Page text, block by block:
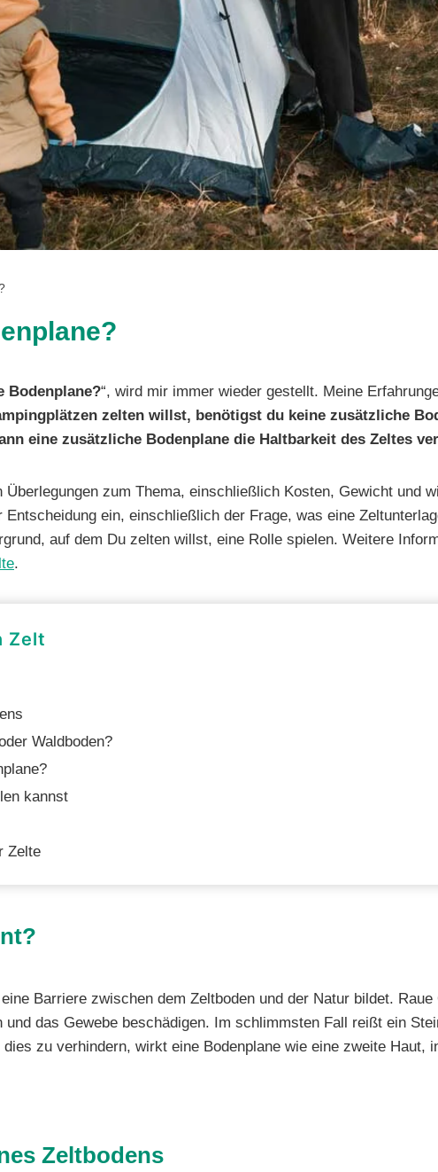
Bodenplane?“, wird mir immer wieder gestellt. Meine
zelten willst, benötigst du keine zusätzliche
eine zusätzliche Bodenplane die Haltbarkeit des Zeltes
zum Thema, einschließlich Kosten, Gewicht und
ein, einschließlich der Frage, was eine
auf dem Du zelten willst, eine Rolle spielen. Weitere
.
Zelt
Waldboden?
kannst
Zelte
Barriere zwischen dem Zeltboden und der Natur bildet.
das Gewebe beschädigen. Im schlimmsten Fall reißt ein
zu verhindern, wirkt eine Bodenplane wie eine zweite Haut,
Zeltbodens